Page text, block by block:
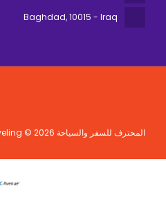
Baghdad, 10015 - Iraq
المحترف للسفر والسياحة Pro Traveling © 2026